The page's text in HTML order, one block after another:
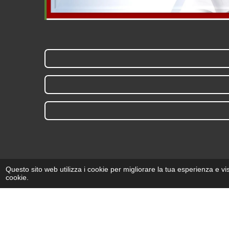
Questo sito web utilizza i cookie per migliorare la tua esperienza e
cookie.